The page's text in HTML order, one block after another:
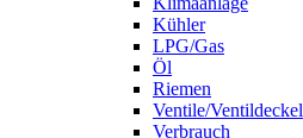
Kühler
LPG/Gas
Öl
Riemen
Ventile/Ventildeckel
Verbrauch